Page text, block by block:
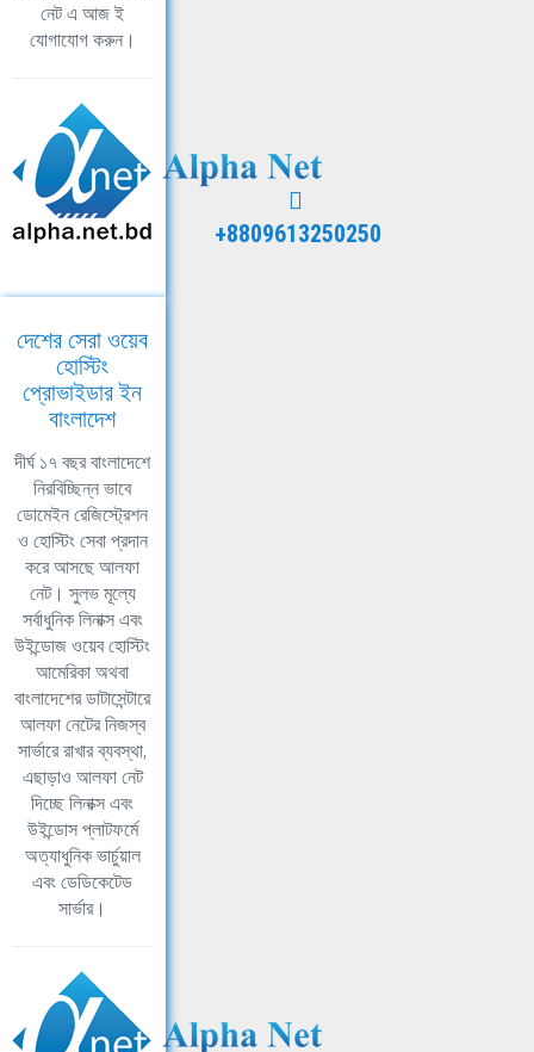
নেট এ আজ ই
যোগাযোগ করুন।
+8809613250250
দেশের সেরা ওয়েব
হোস্টিং
প্রোভাইডার ইন
বাংলাদেশ
দীর্ঘ ১৭ বছর বাংলাদেশে
নিরবিচ্ছিন্ন ভাবে
ডোমেইন রেজিস্ট্রেশন
ও হোস্টিং সেবা প্রদান
করে আসছে আলফা
নেট। সুলভ মূল্যে
সর্বাধুনিক লিনাক্স এবং
উইন্ডোজ ওয়েব হোস্টিং
আমেরিকা অথবা
বাংলাদেশের ডাটাসেন্টারে
আলফা নেটের নিজস্ব
সার্ভারে রাখার ব্যবস্থা,
এছাড়াও আলফা নেট
দিচ্ছে লিনাক্স এবং
উইন্ডোস প্লাটফর্মে
অত্যাধুনিক ভার্চুয়াল
এবং ডেডিকেটেড
সার্ভার।